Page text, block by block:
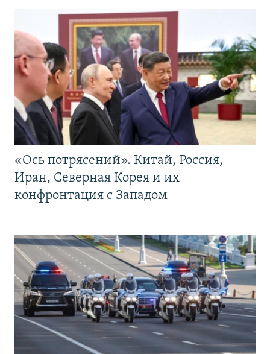
«Ось потрясений». Китай, Россия,
Иран, Северная Корея и их
конфронтация с Западом